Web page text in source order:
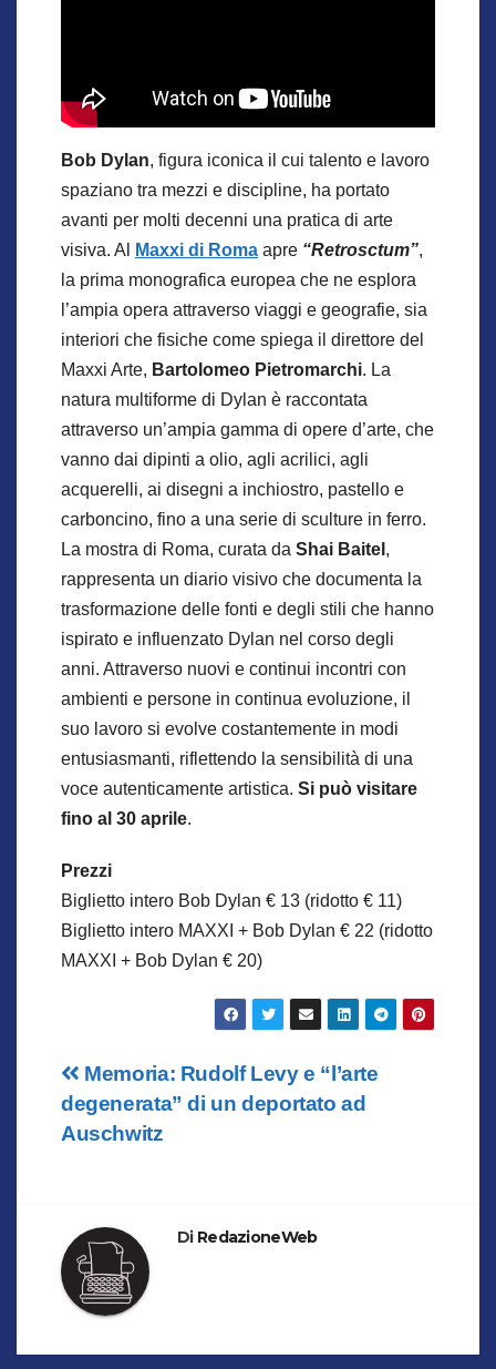
Bob Dylan, figura iconica il cui talento e lavoro
spaziano tra mezzi e discipline, ha portato
avanti per molti decenni una pratica di arte
visiva. Al
Maxxi di Roma apre “Retrosctum”,
la prima monografica europea che ne esplora
l’ampia opera attraverso viaggi e geografie, sia
interiori che fisiche come spiega il direttore del
Maxxi Arte, Bartolomeo Pietromarchi. La
natura multiforme di Dylan è raccontata
attraverso un’ampia gamma di opere d’arte, che
vanno dai dipinti a olio, agli acrilici, agli
acquerelli, ai disegni a inchiostro, pastello e
carboncino, fino a una serie di sculture in ferro.
La mostra di Roma, curata da Shai Baitel ,
rappresenta un diario visivo che documenta la
trasformazione delle fonti e degli stili che hanno
ispirato e influenzato Dylan nel corso degli
anni. Attraverso nuovi e continui incontri con
ambienti e persone in continua evoluzione, il
suo lavoro si evolve costantemente in modi
entusiasmanti, riflettendo la sensibilità di una
voce autenticamente artistica. Si può visitare
fino al 30 aprile.
Prezzi
Biglietto intero Bob Dylan € 13 (ridotto € 11)
Biglietto intero MAXXI + Bob Dylan € 22 (ridotto
MAXXI + Bob Dylan € 20)
Navigazione
articoli
Memoria: Rudolf Levy e “l’arte
degenerata” di un deportato ad
Auschwitz
Di RedazioneWeb